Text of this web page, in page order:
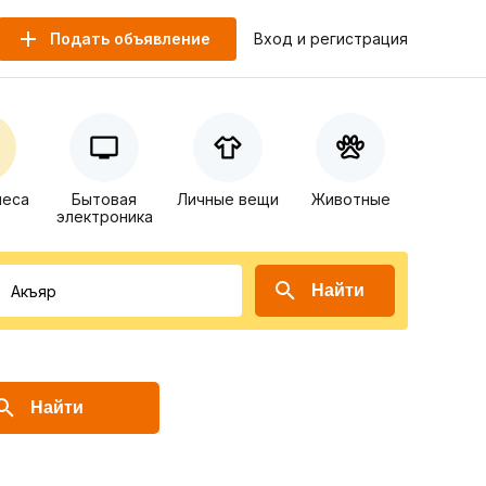
Подать объявление Вход и регистрация
Бытовая
электроника
Личные вещи Животные
Найти
Найти